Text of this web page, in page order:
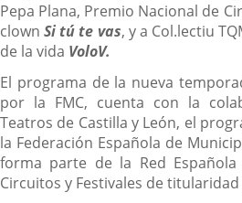
Pepa Plana, Premio Nacional de
clownSi tú te vas, y a Col.lectiu
de la vida VoloV.
El programa de la nueva
por la FMC, cuenta con la
Teatros de Castilla y León, el
la Federación Española de
forma parte de la Red
Circuitos y Festivales de